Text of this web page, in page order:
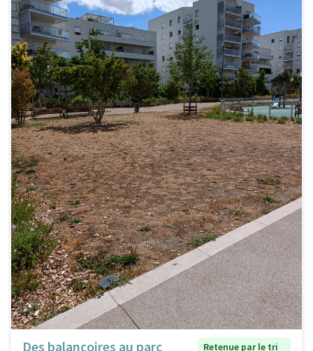
Des balançoires au parc
Retenue par le tri